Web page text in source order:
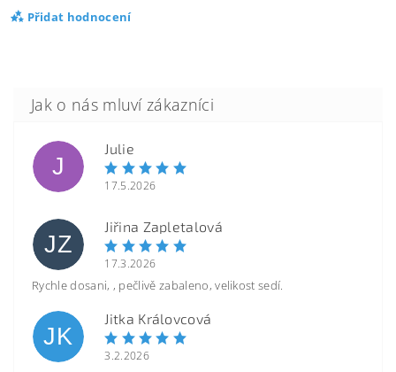
Přidat hodnocení
J
Julie
17.5.2026
JZ
Jiřina Zapletalová
17.3.2026
Rychle dosani, , pečlivě zabaleno, velikost sedí.
JK
Jitka Královcová
3.2.2026